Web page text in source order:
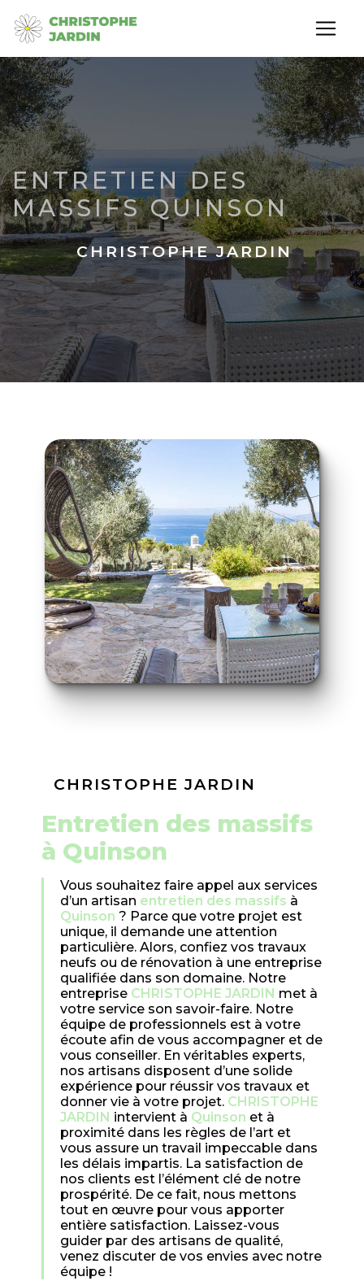
ENTRETIEN DES
MASSIFS QUINSON
CHRISTOPHE JARDIN
CHRISTOPHE JARDIN
entretien des massifs
à Quinson
Vous souhaitez faire appel aux services
d’un artisan entretien des massifs à
Quinson ? Parce que votre projet est
unique, il demande une attention
particulière. Alors, confiez vos travaux
neufs ou de rénovation à une entreprise
qualifiée dans son domaine. Notre
entreprise CHRISTOPHE JARDIN met à
votre service son savoir-faire. Notre
équipe de professionnels est à votre
écoute afin de vous accompagner et de
vous conseiller. En véritables experts,
nos artisans disposent d’une solide
expérience pour réussir vos travaux et
donner vie à votre projet. CHRISTOPHE
JARDIN intervient à Quinson et à
proximité dans les règles de l’art et
vous assure un travail impeccable dans
les délais impartis. La satisfaction de
nos clients est l’élément clé de notre
prospérité. De ce fait, nous mettons
tout en œuvre pour vous apporter
entière satisfaction. Laissez-vous
guider par des artisans de qualité,
venez discuter de vos envies avec notre
équipe !